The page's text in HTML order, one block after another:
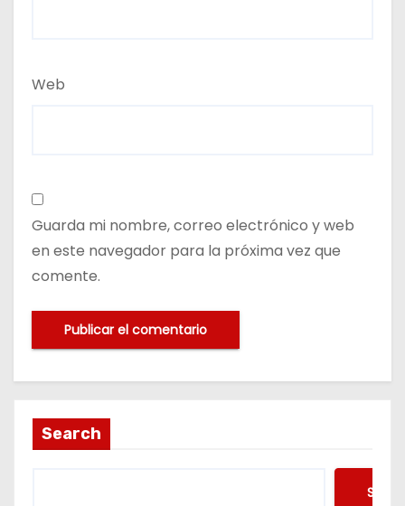
Web
Guarda mi nombre, correo electrónico y web
en este navegador para la próxima vez que
comente.
Search